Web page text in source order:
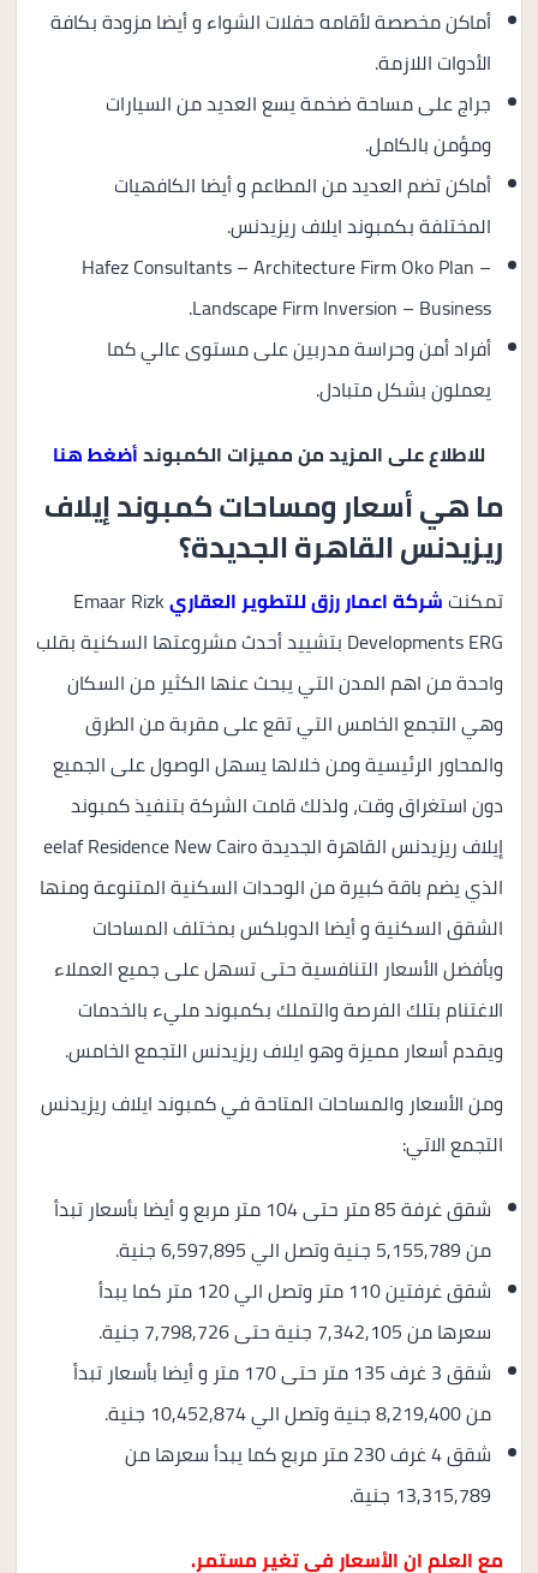
أماكن مخصصة لأقامه حفلات الشواء و أيضا مزودة بكافة
الأدوات اللازمة.
جراج على مساحة ضخمة يسع العديد من السيارات
ومؤمن بالكامل.
أماكن تضم العديد من المطاعم و أيضا الكافهيات
المختلفة بكمبوند ايلاف ريزيدنس.
Hafez Consultants – Architecture Firm Oko Plan –
Landscape Firm Inversion – Business.
أفراد أمن وحراسة مدربين على مستوى عالي كما
يعملون بشكل متبادل.
للاطلاع على المزيد من مميزات الكمبوندأضغط هنا
ما هي أسعار ومساحات كمبوند إيلاف
ريزيدنس القاهرة الجديدة؟
تمكنتشركة اعمار رزق للتطوير العقاريEmaar Rizk
Developments ERG بتشييد أحدث مشروعتها السكنية بقلب
واحدة من اهم المدن التي يبحث عنها الكثير من السكان
وهي التجمع الخامس التي تقع على مقربة من الطرق
والمحاور الرئيسية ومن خلالها يسهل الوصول على الجميع
دون استغراق وقت، ولذلك قامت الشركة بتنفيذ كمبوند
إيلاف ريزيدنس القاهرة الجديدة eelaf Residence New Cairo
الذي يضم باقة كبيرة من الوحدات السكنية المتنوعة ومنها
الشقق السكنية و أيضا الدوبلكس بمختلف المساحات
وبأفضل الأسعار التنافسية حتى تسهل على جميع العملاء
الاغتنام بتلك الفرصة والتملك بكمبوند مليء بالخدمات
ويقدم أسعار مميزة وهو ايلاف ريزيدنس التجمع الخامس.
ومن الأسعار والمساحات المتاحة في كمبوند ايلاف ريزيدنس
التجمع الاتي:
شقق غرفة 85 متر حتى 104 متر مربع و أيضا بأسعار تبدأ
من 5,155,789 جنية وتصل الي 6,597,895 جنية.
شقق غرفتين 110 متر وتصل الي 120 متر كما يبدأ
سعرها من 7,342,105 جنية حتى 7,798,726 جنية.
شقق 3 غرف 135 متر حتى 170 متر و أيضا بأسعار تبدأ
من 8,219,400 جنية وتصل الي 10,452,874 جنية.
شقق 4 غرف 230 متر مربع كما يبدأ سعرها من
13,315,789 جنية.
مع العلم ان الأسعار في تغير مستمر.